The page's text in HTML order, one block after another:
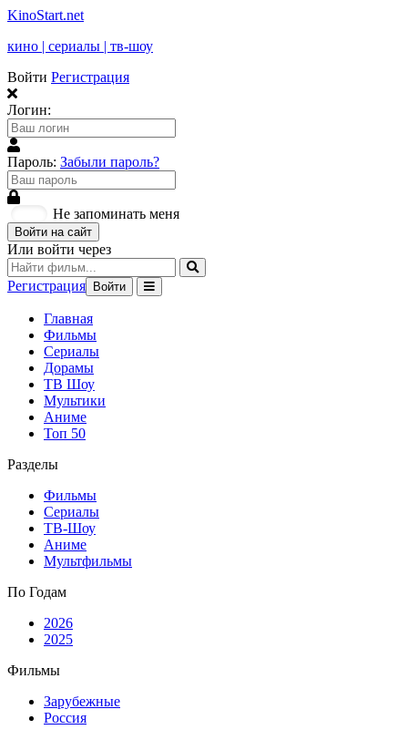
KinoStart.net
кино | сериалы | тв-шоу
Войти Регистрация
Логин:
Пароль: Забыли пароль?
Не запоминать меня
Войти на сайт
Или войти через
Регистрация Войти
Главная
Фильмы
Сериалы
Дорамы
ТВ Шоу
Мультики
Аниме
Топ 50
Разделы
Фильмы
Сериалы
ТВ-Шоу
Аниме
Мультфильмы
По Годам
2026
2025
Фильмы
Зарубежные
Россия